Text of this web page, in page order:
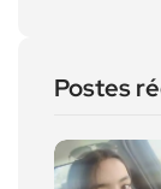
Postes